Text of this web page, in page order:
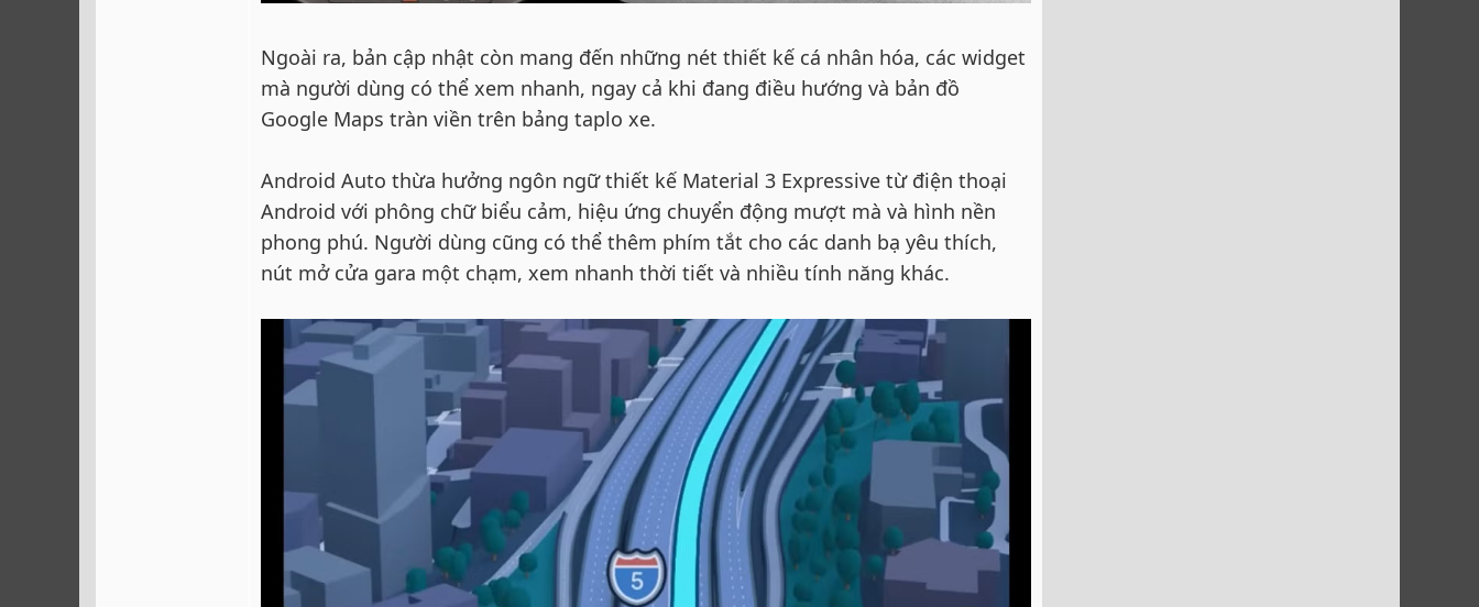
Ngoài ra, bản cập nhật còn mang đến những nét thiết kế cá nhân hóa, các widget
mà người dùng có thể xem nhanh, ngay cả khi đang điều hướng và bản đồ
Google Maps tràn viền trên bảng taplo xe.
Android Auto thừa hưởng ngôn ngữ thiết kế Material 3 Expressive từ điện thoại
Android với phông chữ biểu cảm, hiệu ứng chuyển động mượt mà và hình nền
phong phú. Người dùng cũng có thể thêm phím tắt cho các danh bạ yêu thích,
nút mở cửa gara một chạm, xem nhanh thời tiết và nhiều tính năng khác.